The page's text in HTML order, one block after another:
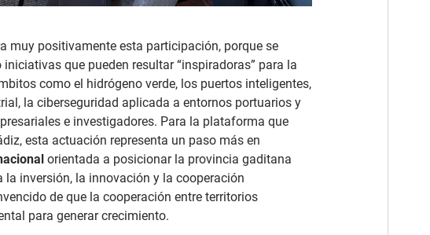
muy positivamente esta participación, porque se
que pueden resultar “inspiradoras” para la
como el hidrógeno verde, los puertos inteligentes,
la ciberseguridad aplicada a entornos portuarios y
e investigadores. Para la plataforma que
esta actuación representa un paso más en
orientada a posicionar la provincia gaditana
inversión, la innovación y la cooperación
de que la cooperación entre territorios
para generar crecimiento.